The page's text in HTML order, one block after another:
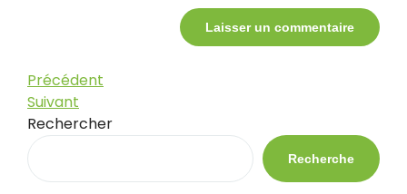
Navigation
de
l’article
Article
précédent
Précédent
Article
suivant
Suivant
Rechercher
Recherche